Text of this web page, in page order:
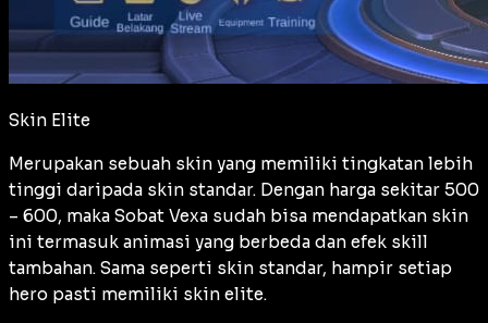
Skin Elite
Merupakan sebuah skin yang memiliki tingkatan lebih
tinggi daripada skin standar. Dengan harga sekitar 500
– 600, maka Sobat Vexa sudah bisa mendapatkan skin
ini termasuk animasi yang berbeda dan efek skill
tambahan. Sama seperti skin standar, hampir setiap
hero pasti memiliki skin elite.